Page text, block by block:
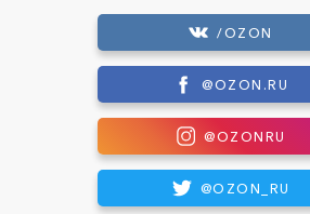
/OZON
@OZON.RU
@OZONRU
@OZON_RU